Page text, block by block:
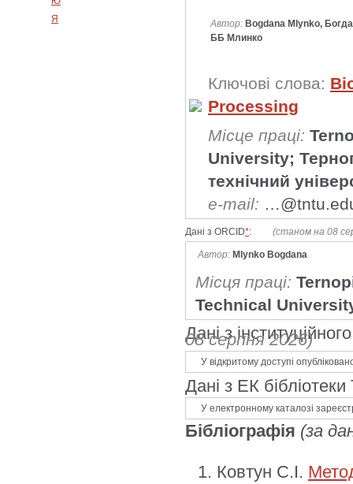
Я
Автор: Bogdana Mlynko,
ББ Млинко
Ключові слова:
Processing
Місце праці:
University;
технічний
e-mail:
Дані з ORCID*: (станом на 08
Автор: Mlynko Bogdana
Місця праці:
Technical
Дані з
08 серпня 2026)
У відкритому доступі
Дані з ЕК
У електронному каталозі
Бібліографія (за
Ковтун С.І.